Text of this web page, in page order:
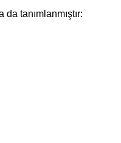
tanımlanmıştır: